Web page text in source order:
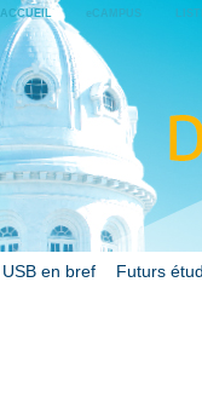
ACCUEIL eCAMPUS
USB en bref Futurs